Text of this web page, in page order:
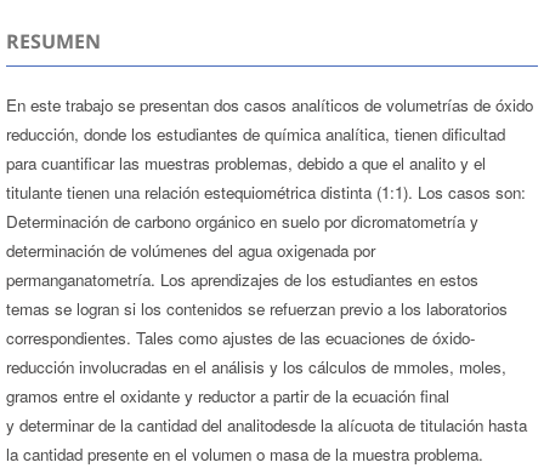
RESUMEN
En este trabajo se presentan dos casos analíticos de volumetrías de óxido
reducción, donde los estudiantes de química analítica, tienen dificultad
para cuantificar las muestras problemas, debido a que el analito y el
titulante tienen una relación estequiométrica distinta (1:1). Los casos son:
Determinación de carbono orgánico en suelo por dicromatometría y
determinación de volúmenes del agua oxigenada por
permanganatometría. Los aprendizajes de los estudiantes en estos
temas se logran si los contenidos se refuerzan previo a los laboratorios
correspondientes. Tales como ajustes de las ecuaciones de óxido-
reducción involucradas en el análisis y los cálculos de mmoles, moles,
gramos entre el oxidante y reductor a partir de la ecuación final
y determinar de la cantidad del analitodesde la alícuota de titulación hasta
la cantidad presente en el volumen o masa de la muestra problema.